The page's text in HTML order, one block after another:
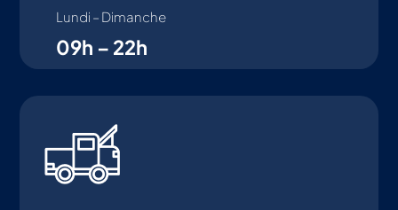
Lundi – Dimanche
09h – 22h